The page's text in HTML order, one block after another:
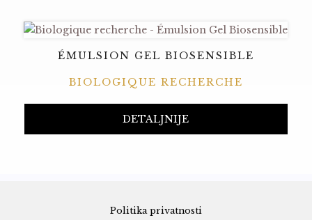
ÉMULSION GEL BIOSENSIBLE
BIOLOGIQUE RECHERCHE
DETALJNIJE
Politika privatnosti